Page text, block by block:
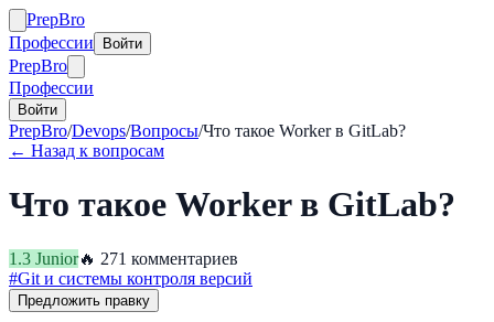
PrepBro
Профессии
Войти
PrepBro
Профессии
Войти
PrepBro/Devops/Вопросы/Что такое Worker в GitLab?
← Назад к вопросам
Что такое Worker в GitLab?
1.3 Junior🔥 271 комментариев
#Git и системы контроля версий
Предложить правку